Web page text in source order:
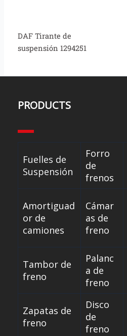
DAF Tirante de
suspensión 1294251
PRODUCTS
Fuelles de
Suspensión
Forro
de
frenos
Amortiguad
or de
camiones
Cámar
as de
freno
Tambor de
freno
Palanc
a de
freno
Zapatas de
freno
Disco
de
freno